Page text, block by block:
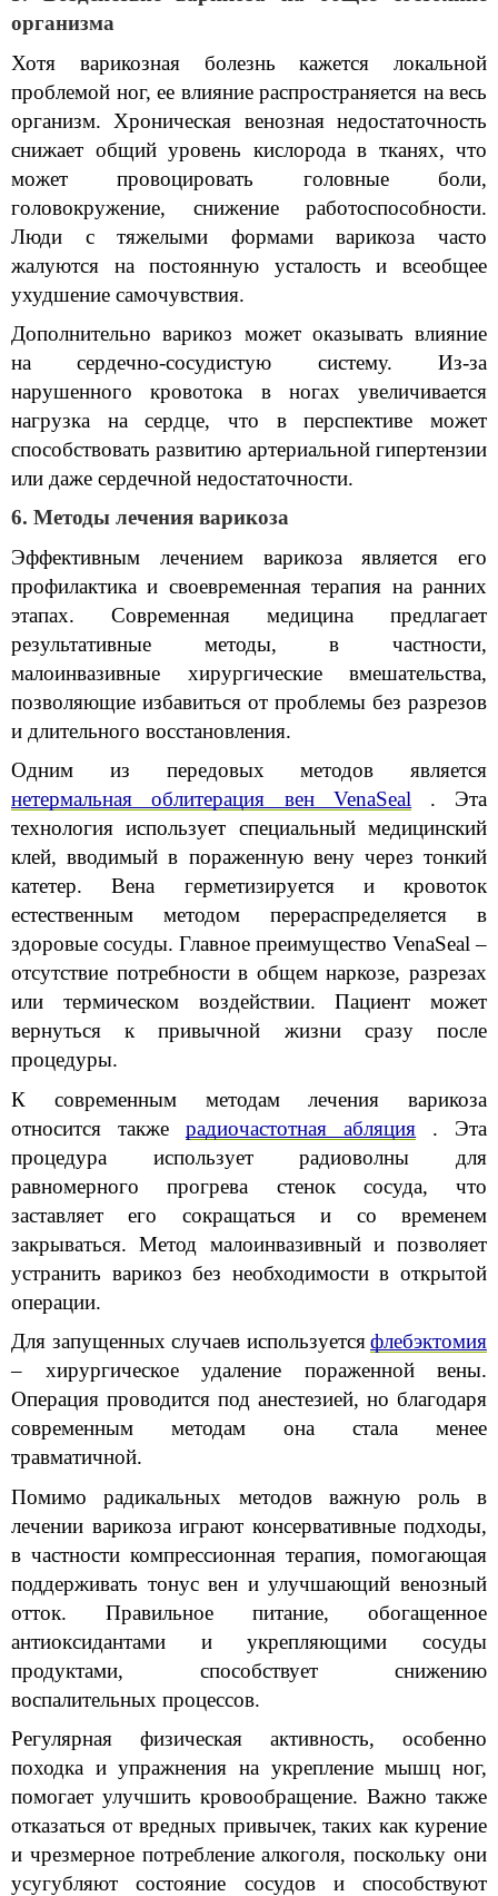
организма
Хотя варикозная болезнь кажется локальной
проблемой ног, ее влияние распространяется на весь
организм. Хроническая венозная недостаточность
снижает общий уровень кислорода в тканях, что
может провоцировать головные боли,
головокружение, снижение работоспособности.
Люди с тяжелыми формами варикоза часто
жалуются на постоянную усталость и всеобщее
ухудшение самочувствия.
Дополнительно варикоз может оказывать влияние
на сердечно-сосудистую систему. Из-за
нарушенного кровотока в ногах увеличивается
нагрузка на сердце, что в перспективе может
способствовать развитию артериальной гипертензии
или даже сердечной недостаточности.
6. Методы лечения варикоза
Эффективным лечением варикоза является его
профилактика и своевременная терапия на ранних
этапах. Современная медицина предлагает
результативные методы, в частности,
малоинвазивные хирургические вмешательства,
позволяющие избавиться от проблемы без разрезов
и длительного восстановления.
Одним из передовых методов является
нетермальная облитерация вен VenaSeal
. Эта
технология использует специальный медицинский
клей, вводимый в пораженную вену через тонкий
катетер. Вена герметизируется и кровоток
естественным методом перераспределяется в
здоровые сосуды. Главное преимущество VenaSeal –
отсутствие потребности в общем наркозе, разрезах
или термическом воздействии. Пациент может
вернуться к привычной жизни сразу после
процедуры.
К современным методам лечения варикоза
относится также
радиочастотная абляция
. Эта
процедура использует радиоволны для
равномерного прогрева стенок сосуда, что
заставляет его сокращаться и со временем
закрываться. Метод малоинвазивный и позволяет
устранить варикоз без необходимости в открытой
операции.
Для запущенных случаев используется флебэктомия
– хирургическое удаление пораженной вены.
Операция проводится под анестезией, но благодаря
современным методам она стала менее
травматичной.
Помимо радикальных методов важную роль в
лечении варикоза играют консервативные подходы,
в частности компрессионная терапия, помогающая
поддерживать тонус вен и улучшающий венозный
отток. Правильное питание, обогащенное
антиоксидантами и укрепляющими сосуды
продуктами, способствует снижению
воспалительных процессов.
Регулярная физическая активность, особенно
походка и упражнения на укрепление мышц ног,
помогает улучшить кровообращение. Важно также
отказаться от вредных привычек, таких как курение
и чрезмерное потребление алкоголя, поскольку они
усугубляют состояние сосудов и способствуют